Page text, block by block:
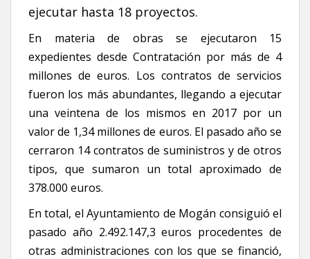
ejecutar hasta 18 proyectos.
En materia de obras se ejecutaron 15
expedientes desde Contratación por más de 4
millones de euros. Los contratos de servicios
fueron los más abundantes, llegando a ejecutar
una veintena de los mismos en 2017 por un
valor de 1,34 millones de euros. El pasado año se
cerraron 14 contratos de suministros y de otros
tipos, que sumaron un total aproximado de
378.000 euros.
En total, el Ayuntamiento de Mogán consiguió el
pasado año 2.492.147,3 euros procedentes de
otras administraciones con los que se financió,